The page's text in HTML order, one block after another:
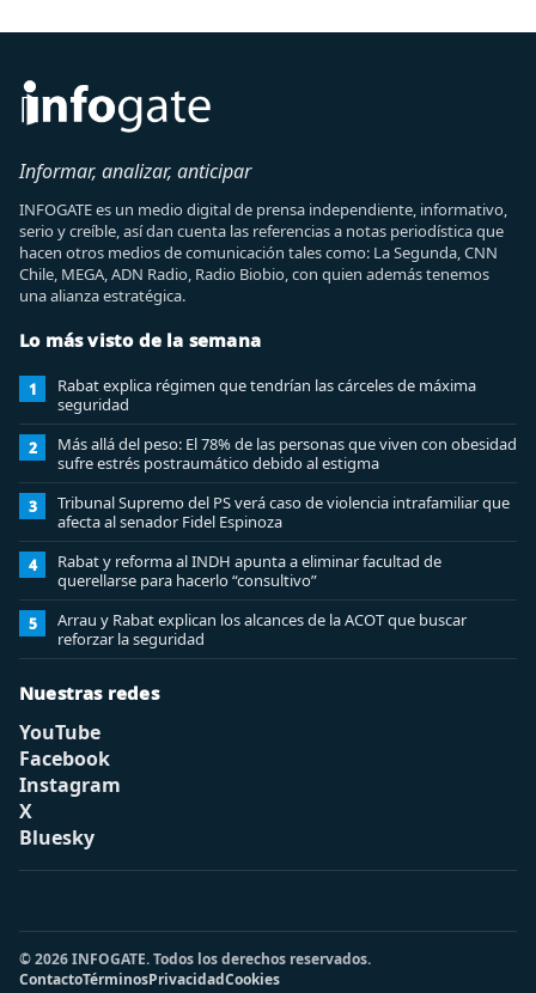
Informar, analizar, anticipar
INFOGATE es un medio digital de prensa independiente, informativo,
serio y creíble, así dan cuenta las referencias a notas periodística que
hacen otros medios de comunicación tales como: La Segunda, CNN
Chile, MEGA, ADN Radio, Radio Biobio, con quien además tenemos
una alianza estratégica.
Lo más visto de la semana
1
Rabat explica régimen que tendrían las cárceles de máxima
seguridad
2
Más allá del peso: El 78% de las personas que viven con obesidad
sufre estrés postraumático debido al estigma
3
Tribunal Supremo del PS verá caso de violencia intrafamiliar que
afecta al senador Fidel Espinoza
4
Rabat y reforma al INDH apunta a eliminar facultad de
querellarse para hacerlo “consultivo”
5
Arrau y Rabat explican los alcances de la ACOT que buscar
reforzar la seguridad
Nuestras redes
YouTube
Facebook
Instagram
X
Bluesky
© 2026 INFOGATE. Todos los derechos reservados.
ContactoTérminosPrivacidadCookies